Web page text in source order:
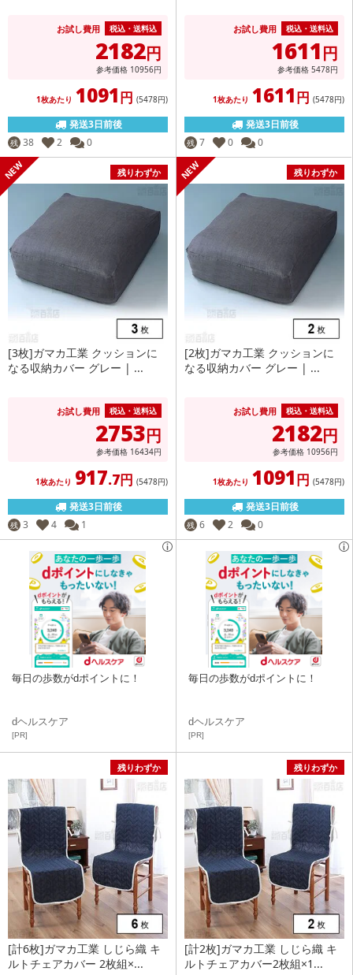
お試し費用 税込・送料込
2182円
参考価格 10956円
1枚あたり 1091円 (5478円)
発送3日前後
残 38 2 0
お試し費用 税込・送料込
1611円
参考価格 5478円
1枚あたり 1611円 (5478円)
発送3日前後
残 7 0 0
残りわずか
[3枚]ガマカ工業 クッションに
なる収納カバー グレー | ...
お試し費用 税込・送料込
2753円
参考価格 16434円
1枚あたり 917.7円 (5478円)
発送3日前後
残 3 4 1
残りわずか
[2枚]ガマカ工業 クッションに
なる収納カバー グレー | ...
お試し費用 税込・送料込
2182円
参考価格 10956円
1枚あたり 1091円 (5478円)
発送3日前後
残 6 2 0
毎日の歩数がdポイントに！
dヘルスケア
[PR]
毎日の歩数がdポイントに！
dヘルスケア
[PR]
残りわずか
[計6枚]ガマカ工業 しじら織 キ
ルトチェアカバー 2枚組×...
残りわずか
[計2枚]ガマカ工業 しじら織 キ
ルトチェアカバー2枚組×1...